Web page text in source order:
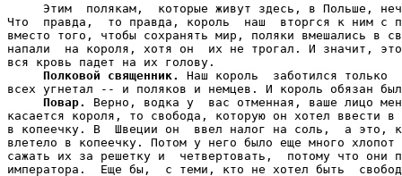
Этим  полякам,  которые живут здесь, в Польше,
Что  правда,  то правда, король  наш  вторгся к ним с
вместо того, чтобы сохранять мир, поляки вмешались в
напали  на короля, хотя он  их не трогал. И значит,
вся кровь падет на их голову.
Полковой священник.
Наш король  заботился только
всех угнетал -- и поляков и немцев. И король обязан
Повар.
Верно, водка у  вас отменная, ваше лицо
касается короля, то свобода, которую он хотел ввести в
в копеечку. В  Швеции он  ввел налог на соль,  а это,
влетело в копеечку. Потом у него было еще много
сажать их за решетку и  четвертовать,  потому что они
императора.  Еще бы,  с теми, кто не хотел быть